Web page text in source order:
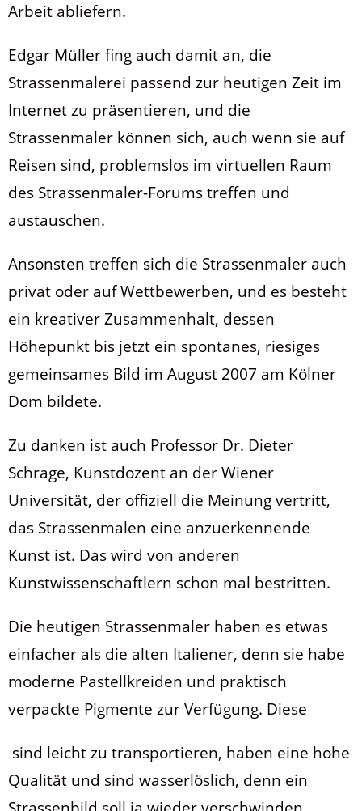
Arbeit abliefern.
Edgar Müller fing auch damit an, die
Strassenmalerei passend zur heutigen Zeit im
Internet zu präsentieren, und die
Strassenmaler können sich, auch wenn sie auf
Reisen sind, problemslos im virtuellen Raum
des Strassenmaler-Forums treffen und
austauschen.
Ansonsten treffen sich die Strassenmaler auch
privat oder auf Wettbewerben, und es besteht
ein kreativer Zusammenhalt, dessen
Höhepunkt bis jetzt ein spontanes, riesiges
gemeinsames Bild im August 2007 am Kölner
Dom bildete.
Zu danken ist auch Professor Dr. Dieter
Schrage, Kunstdozent an der Wiener
Universität, der offiziell die Meinung vertritt,
das Strassenmalen eine anzuerkennende
Kunst ist. Das wird von anderen
Kunstwissenschaftlern schon mal bestritten.
Die heutigen Strassenmaler haben es etwas
einfacher als die alten Italiener, denn sie habe
moderne Pastellkreiden und praktisch
verpackte Pigmente zur Verfügung. Diese
sind leicht zu transportieren, haben eine hohe
Qualität und sind wasserlöslich, denn ein